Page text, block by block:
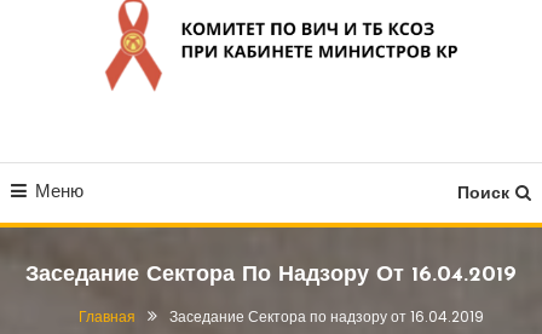
КСОЗ ПРИ КАБИНЕТЕ
МИНИСТРОВ КР
Меню Поиск
Заседание Сектора По Надзору От 16.04.2019
Главная Заседание Сектора по надзору от 16.04.2019